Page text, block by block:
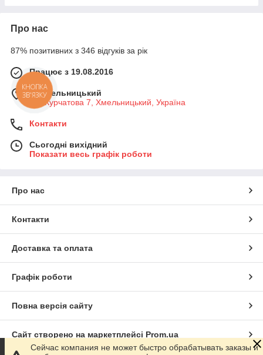
Про нас
87% позитивних з 346 відгуків за рік
Працює з 19.08.2016
м. Хмельницький
вул Курчатова 7, Хмельницький, Україна
Контакти
Сьогодні вихідний
Показати весь графік роботи
Про нас
Контакти
Доставка та оплата
Графік роботи
Повна версія сайту
Сайт створено на маркетплейсі Prom.ua
Сейчас компания не может быстро обрабатывать заказы и
КНОПКА
ЗВ'ЯЗКУ